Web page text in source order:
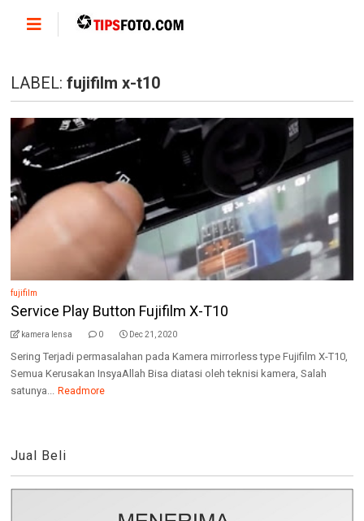
LABEL:fujifilm x-t10
fujifilm
Service Play Button Fujifilm X-T10
kamera lensa 0 Dec 21, 2020
Sering Terjadi permasalahan pada Kamera mirrorless type Fujifilm X-T10,
Semua Kerusakan InsyaAllah Bisa diatasi oleh teknisi kamera, Salah
satunya... Readmore
Jual Beli